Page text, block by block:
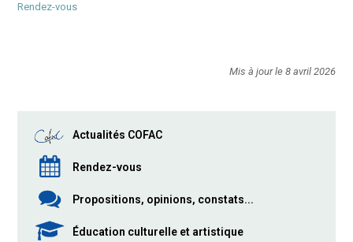
Rendez-vous
Mis à jour le 8 avril 2026
Actualités COFAC
Rendez-vous
Propositions, opinions, constats...
Éducation culturelle et artistique